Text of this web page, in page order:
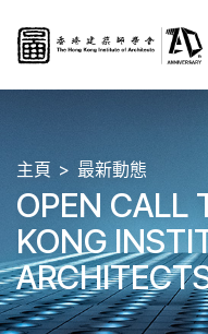
主頁 最新動態
OPEN CALL
KONG